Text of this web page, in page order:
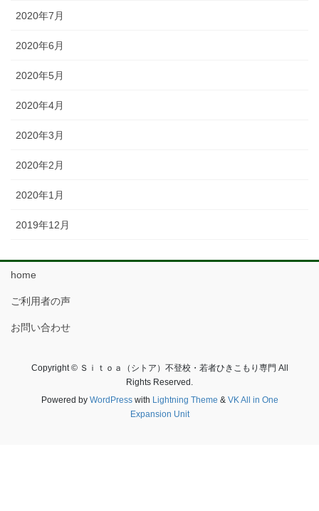
2020年7月
2020年6月
2020年5月
2020年4月
2020年3月
2020年2月
2020年1月
2019年12月
home
ご利用者の声
お問い合わせ
Copyright © Ｓｉｔｏａ（シトア）不登校・若者ひきこもり専門 All
Rights Reserved.
Powered by WordPresswith Lightning Theme & VK All in One
Expansion Unit